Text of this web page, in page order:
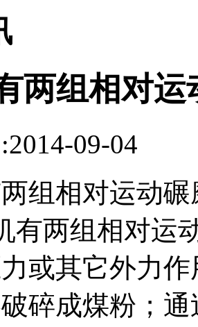
两组相对运
09-04
组相对运
两组相对运
或其它外力
碎成煤粉；